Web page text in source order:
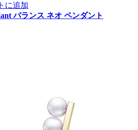
に追加
バランス ネオ ペンダント